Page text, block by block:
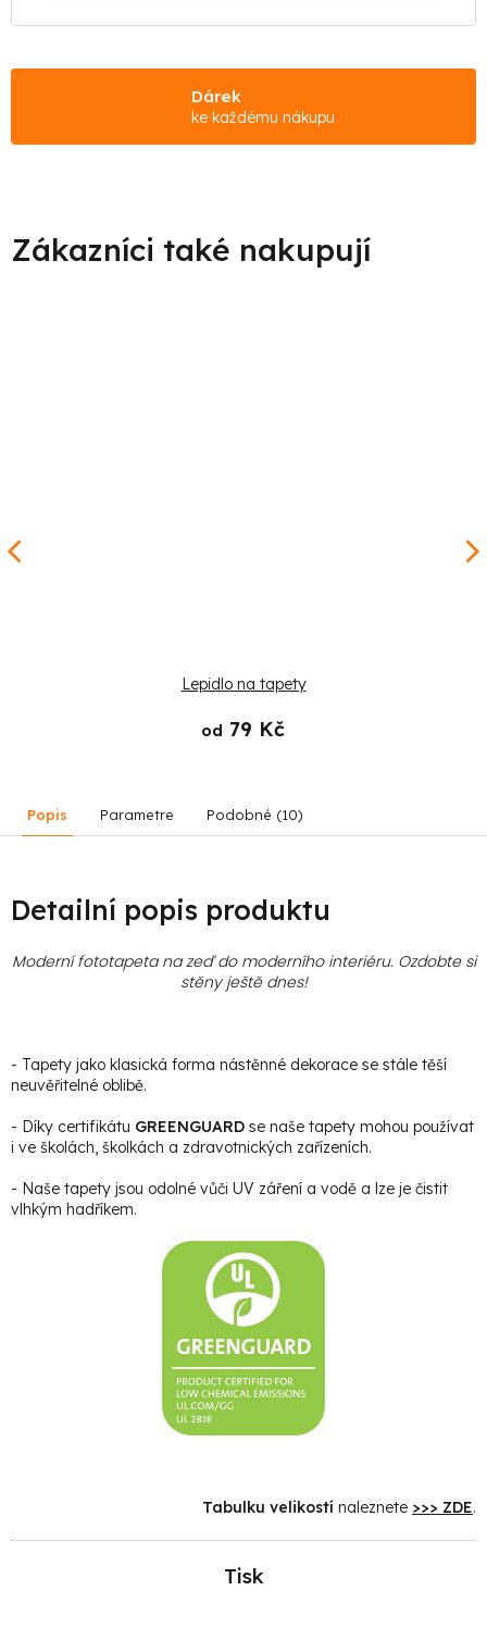
Dárek
ke každému nákupu
Lepidlo na tapety
od 79 Kč
Popis Parametre Podobné (10)
Detailní popis produktu
Moderní fototapeta na zeď do moderního interiéru. Ozdobte si
stěny ještě dnes!
- Tapety jako klasická forma nástěnné dekorace se stále těší
neuvěřitelné oblibě.
- Díky certifikátu GREENGUARD se naše tapety mohou používat
i ve školách, školkách a zdravotnických zařízeních.
- Naše tapety jsou odolné vůči UV záření a vodě a lze je čistit
vlhkým hadříkem.
Tabulku velikostí naleznete >>> ZDE.
Tisk